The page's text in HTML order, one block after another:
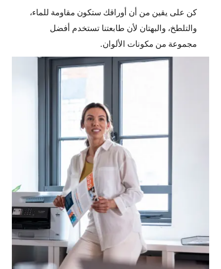
كن على يقين من أن أوراقك ستكون مقاومة للماء،
والتلطخ، والبهتان لأن طابعتنا تستخدم أفضل
مجموعة من مكونات الألوان.